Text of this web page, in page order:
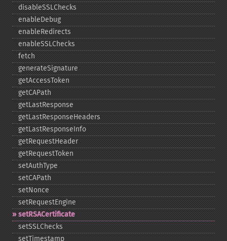
disableSSLChecks
enableDebug
enableRedirects
enableSSLChecks
fetch
generateSignature
getAccessToken
getCAPath
getLastResponse
getLastResponseHeaders
getLastResponseInfo
getRequestHeader
getRequestToken
setAuthType
setCAPath
setNonce
setRequestEngine
setRSACertificate
setSSLChecks
setTimestamp